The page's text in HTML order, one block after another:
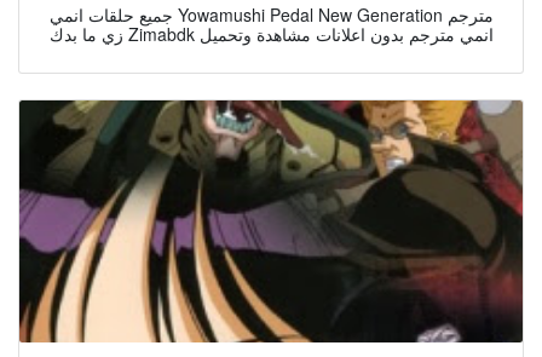
جميع حلقات انمي Yowamushi Pedal New Generation مترجم
زي ما بدك Zimabdk انمي مترجم بدون اعلانات مشاهدة وتحميل